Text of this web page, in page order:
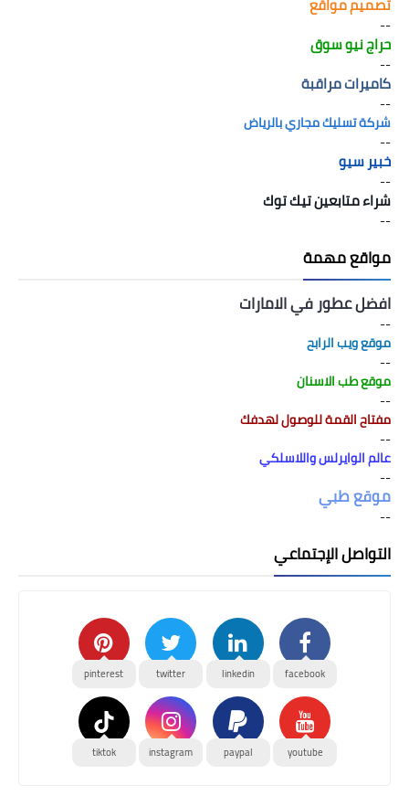
--
حراج نيو سوق
--
كاميرات مراقبة
--
شركة تسليك مجاري بالرياض
--
خبير سيو
--
شراء متابعين تيك توك
--
مواقع مهمة
افضل عطور في الامارات
--
موقع ويب الرابح
--
موقع طب الاسنان
--
مفتاح القمة للوصول لهدفك
--
عالم الوايرلس واللاسلكي
--
موقع طبي
--
التواصل الإجتماعي
facebook
linkedin
twitter
pinterest
youtube
paypal
instagram
tiktok